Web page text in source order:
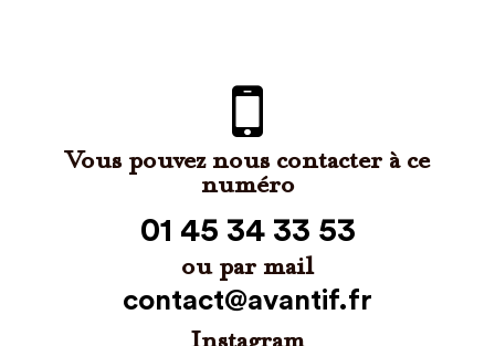
Vous pouvez nous contacter à ce
numéro
01 45 34 33 53
ou par mail
contact@avantif.fr
Instagram